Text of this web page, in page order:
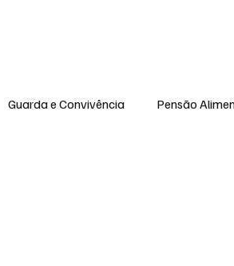
Guarda e Convivência Pensão